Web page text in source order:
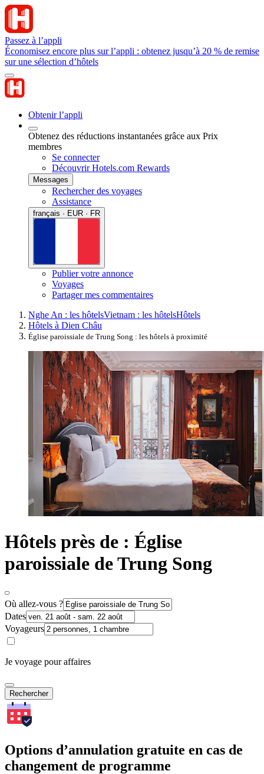
Passez à l’appli
Économisez encore plus sur l’appli : obtenez jusqu’à 20 % de remise
sur une sélection d’hôtels
Obtenir l’appli
Obtenez des réductions instantanées grâce aux Prix
membres
Se connecter
Découvrir Hotels.com Rewards
Messages
Rechercher des voyages
Assistance
français · EUR · FR
Publier votre annonce
Voyages
Partager mes commentaires
Nghe An : les hôtelsVietnam : les hôtelsHôtels
Hôtels à Dien Châu
Église paroissiale de Trung Song : les hôtels à proximité
Hôtels près de : Église
paroissiale de Trung Song
Où allez-vous ?
Dates
Voyageurs
Je voyage pour affaires
Rechercher
Options d’annulation gratuite en cas de
changement de programme